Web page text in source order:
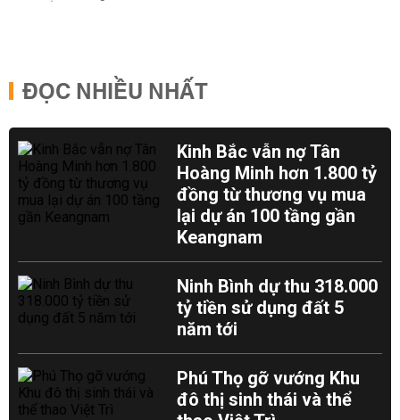
ĐỌC NHIỀU NHẤT
Kinh Bắc vẫn nợ Tân
Hoàng Minh hơn 1.800 tỷ
đồng từ thương vụ mua
lại dự án 100 tầng gần
Keangnam
Ninh Bình dự thu 318.000
tỷ tiền sử dụng đất 5
năm tới
Phú Thọ gỡ vướng Khu
đô thị sinh thái và thể